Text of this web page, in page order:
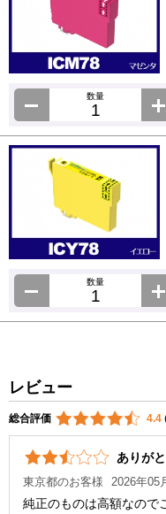
数量
数量
レビュー
総合評価 4.4
ありが
東京都のお客様 2026年05
純正のものは高額なので